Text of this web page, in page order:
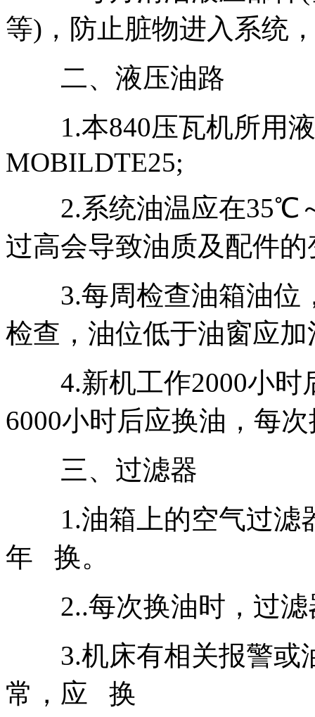
等)，防止脏物进入系统
二、液压油路
1.本840压瓦机所用液
MOBILDTE25;
2.系统油温应在35℃
过高会导致油质及配件
3.每周检查油箱油位
检查，油位低于油窗应
4.新机工作2000小时
6000小时后应换油，每
三、过滤器
1.油箱上的空气过滤
年 换。
2..每次换油时，过
3.机床有相关报警或
常，应 换